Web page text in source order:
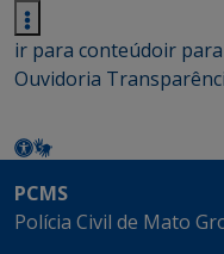
ir para conteúdoir
Ouvidoria
PCMS
Polícia Civil de Mato